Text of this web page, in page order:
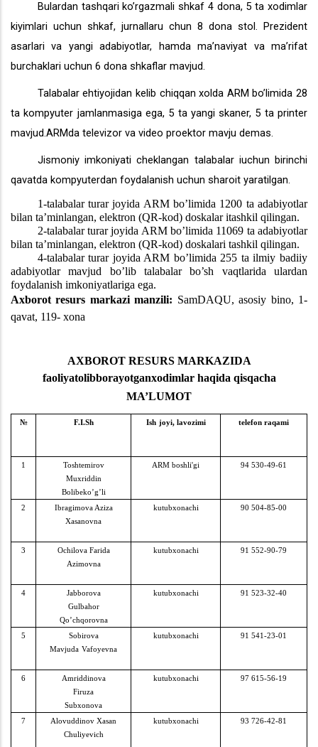
Bulardan tashqari ko’rgazmali shkaf 4 dona, 5 ta xodimlar
kiyimlari uchun shkaf, jurnallaru chun 8 dona stol. Prezident
asarlari va yangi adabiyotlar, hamda ma’naviyat va ma’rifat
burchaklari uchun 6 dona shkaflar mavjud.
Talabalar ehtiyojidan kelib chiqqan xolda ARM bo’limida 28
ta kompyuter jamlanmasiga ega, 5 ta yangi skaner, 5 ta printer
mavjud.ARMda televizor va video proektor mavju demas.
Jismoniy imkoniyati cheklangan talabalar iuchun birinchi
qavatda kompyuterdan foydalanish uchun sharoit yaratilgan.
1-talabalar turar joyida ARM bo’limida 1200 ta adabiyotlar
bilan ta’minlangan, elektron (QR-kod) doskalar itashkil qilingan.
2-talabalar turar joyida ARM bo’limida 11069 ta adabiyotlar
bilan ta’minlangan, elektron (QR-kod) doskalari tashkil qilingan.
4-talabalar turar joyida ARM bo’limida 255 ta ilmiy badiiy
adabiyotlar mavjud bo’lib talabalar bo’sh vaqtlarida ulardan
foydalanish imkoniyatlariga ega.
Axborot resurs markazi manzili: SamDAQU,asosiy bino, 1-
qavat, 119- xona
AXBOROT RESURS MARKAZIDA
faoliyatolibborayotganxodimlar haqida qisqacha
MA’LUMOT
№ F.I.Sh Ish joyi, lavozimi telefon raqami
1
Toshtemirov
Muxriddin
Bolibeko’g’li
ARM boshli'gi 94 530-49-61
2
Ibragimova Aziza
Xasanovna
kutubxonachi 90 504-85-00
3
Ochilova Farida
Azimovna
kutubxonachi 91 552-90-79
4
Jabborova
Gulbahor
Qo’chqorovna
kutubxonachi 91 523-32-40
5
Sobirova
Mavjuda Vafoyevna
kutubxonachi 91 541-23-01
6
Amriddinova
Firuza
Subxonova
kutubxonachi 97 615-56-19
7
Alovuddinov Xasan
Chuliyevich
kutubxonachi 93 726-42-81